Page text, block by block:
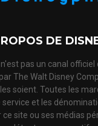
DE
pas un canal officiel
The Walt Disney
soient. Toutes les
service et les
ce site ou ses médias